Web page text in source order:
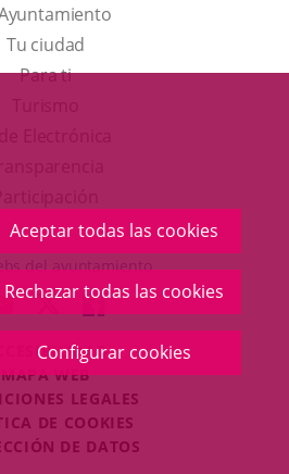
Aceptar todas las cookies
Rechazar todas las cookies
Configurar cookies
Tu ciudad
Para ti
en
una
ventana
nueva.
aplicación
externa.
del ayuntamiento
ENLACE
A
UNA
APLICACIÓN
EXTERNA.
ENLACE
A
UNA
APLICACIÓN
EXTERNA.
ENLACE
A
UNA
EXTERNA.
MAPA WEB
LEGALES
DE COOKIES
DE DATOS